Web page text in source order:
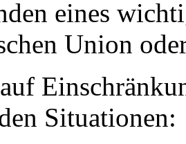
eines
Union
Situationen: